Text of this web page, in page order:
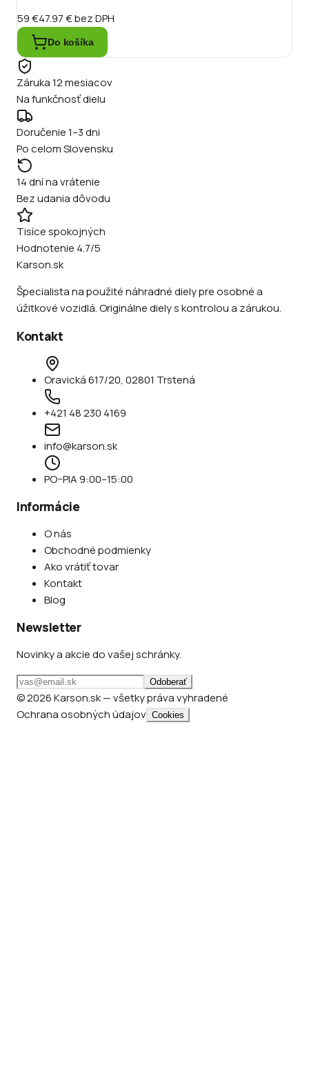
59 €47.97 €bez DPH
Do košíka
Záruka 12 mesiacov
Na funkčnosť dielu
Doručenie 1–3 dni
Po celom Slovensku
14 dní na vrátenie
Bez udania dôvodu
Tisíce spokojných
Hodnotenie 4.7/5
Karson.sk
Špecialista na použité náhradné diely pre osobné a
úžitkové vozidlá. Originálne diely s kontrolou a zárukou.
Kontakt
Oravická 617/20, 02801 Trstená
+421 48 230 4169
info@karson.sk
PO–PIA 9:00–15:00
Informácie
O nás
Obchodné podmienky
Ako vrátiť tovar
Kontakt
Blog
Newsletter
Novinky a akcie do vašej schránky.
Odoberať
© 2026 Karson.sk — všetky práva vyhradené
Ochrana osobných údajov Cookies